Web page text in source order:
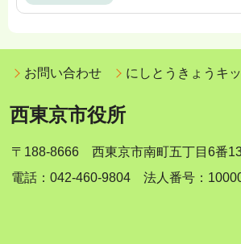
お問い合わせ にしとうきょうキ
西東京市役所
〒188-8666 西東京市南町五丁目6番
電話：042-460-9804 法人番号：